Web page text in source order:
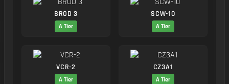
BROD 3
A Tier
SCW-10
A Tier
VCR-2
A Tier
CZ3A1
A Tier